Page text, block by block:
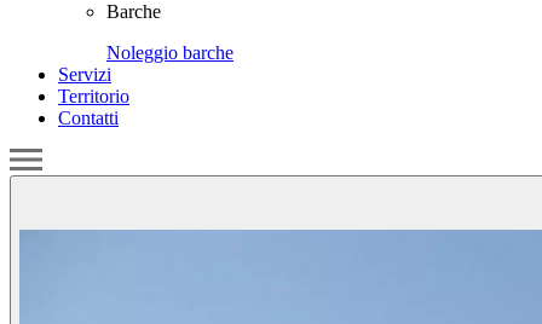
Barche
Noleggio barche
Servizi
Territorio
Contatti